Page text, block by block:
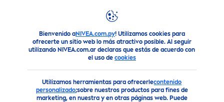
Bienvenido aNIVEA.com.py! Utilizamos cookies para
ofrecerte un sitio web lo más atractivo posible. Al seguir
utilizando NIVEA.com.ar declaras que estás de acuerdo con
el uso de cookies
Utilizamos herramientas para ofrecerlecontenido
personalizado;sobre nuestros productos para fines de
marketing, en nuestra y en otras páginas web. Puede
Productos Todo Para tu Cuerpo Desodorantes:
ANTITRANSPIRANTEBLACK
WHITEMÁXIMA PROTECCIÓN
ROLL ON